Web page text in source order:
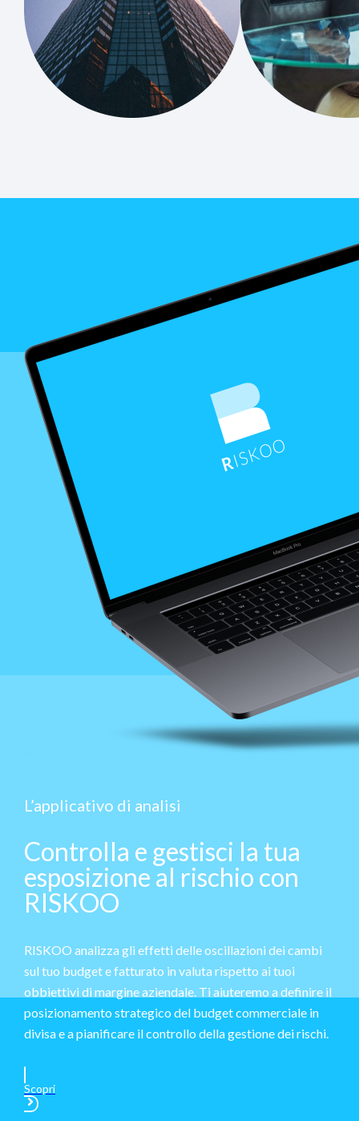
L’applicativo di analisi
Controlla e gestisci la tua
esposizione al rischio con
RISKOO
RISKOO analizza gli effetti delle oscillazioni dei cambi
sul tuo budget e fatturato in valuta rispetto ai tuoi
obbiettivi di margine aziendale. Ti aiuteremo a definire il
posizionamento strategico del budget commerciale in
divisa e a pianificare il controllo della gestione dei rischi.
Scopri